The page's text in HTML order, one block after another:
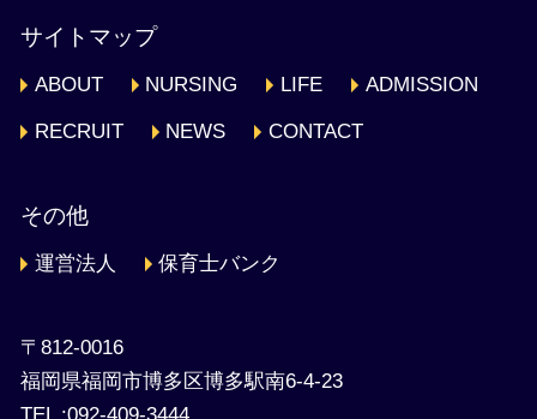
サイトマップ
ABOUT NURSING LIFE ADMISSION
RECRUIT NEWS CONTACT
その他
運営法人 保育士バンク
〒812-0016
福岡県福岡市博多区博多駅南6-4-23